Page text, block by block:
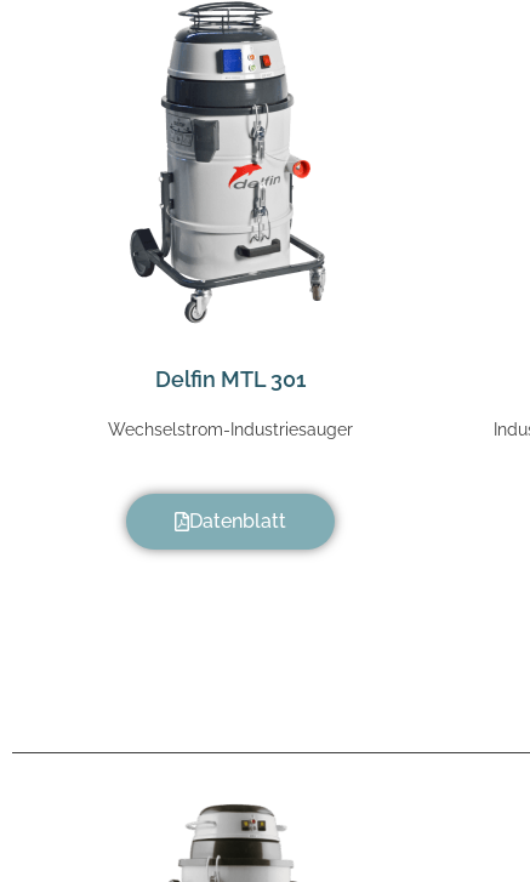
Delfin MTL 301
Wechselstrom-Industriesauger
Datenblatt